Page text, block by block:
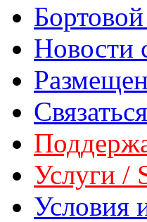
Новости
Услуги /
Условия